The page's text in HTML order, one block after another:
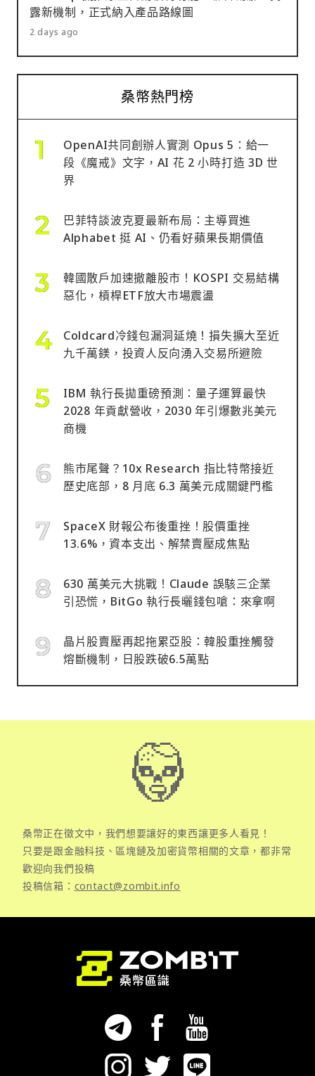
露新機制，正式納入產品路線圖
2 days ago
桑幣熱門榜
OpenAI共同創辦人實測 Opus 5：給一
段《魔戒》文字，AI 花 2 小時打造 3D 世
界
巴菲特談波克夏最新布局：主導買進
Alphabet 挺 AI、仍看好蘋果長期價值
韓國散戶加速撤離股市！KOSPI 交易結構
惡化，槓桿ETF放大市場震盪
Coldcard冷錢包漏洞延燒！損失擴大至近
九千萬鎂，投資人反向湧入交易所避險
IBM 執行長拋重磅預測：量子運算最快
2028 年貢獻營收，2030 年引爆數兆美元
商機
熊市尾聲？10x Research 指比特幣接近
歷史底部，8 月底 6.3 萬美元成關鍵門檻
SpaceX 財報公布後重挫！股價重挫
13.6%，資本支出、解禁賣壓成焦點
630 萬美元大挑戰！Claude 誤駭三企業
引恐慌，BitGo 執行長曬錢包嗆：來拿啊
晶片股賣壓再起拖累亞股：韓股重挫觸發
熔斷機制，日股跌破6.5萬點
桑幣正在徵文中，我們想要讓好的東西讓更多人看見！
只要是跟金融科技、區塊鏈及加密貨幣相關的文章，都非常
歡迎向我們投稿
投稿信箱： contact@zombit.info